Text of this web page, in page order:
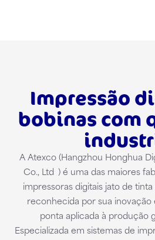
Impressão
bobinas com
A Atexco (Hangzhou Honghua
Co., Ltd ) é uma das maiores
impressoras digitais jato de
reconhecida por sua inovação
ponta aplicada à produção
Especializada em sistemas de